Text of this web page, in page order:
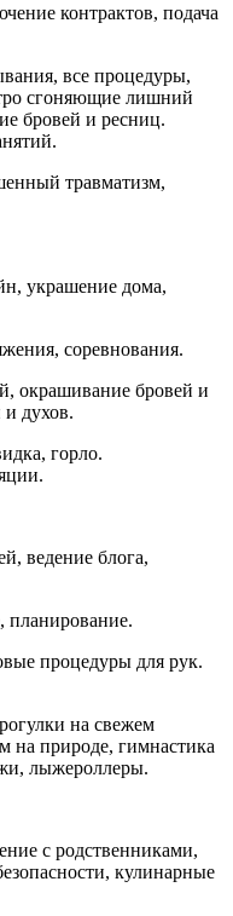
контрактов, подача
все процедуры,
сгоняющие лишний
бровей и ресниц.
травматизм,
украшение дома,
соревнования.
окрашивание бровей и
духов.
горло.
ведение блога,
планирование.
процедуры для рук.
на свежем
на природе, гимнастика
лыжероллеры.
с родственниками,
кулинарные